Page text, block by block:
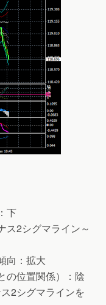
下
ス2シグマライン～
向：拡大
の位置関係）：陰
2シグマラインを